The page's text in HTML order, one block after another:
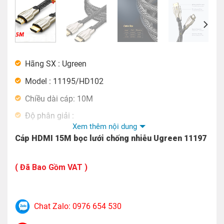
Hãng SX : Ugreen
Model : 11195/HD102
Chiều dài cáp: 10M
Độ phân giải :
0.5M -3M Hỗ Trợ 4K@60Hz
10M-15M Hỗ Trợ 1080P@60Hz
Trọng Lượng : 1600g
Xem thêm nội dung
Cáp HDMI 15M bọc lưới chống nhiễu Ugreen 11197
( Đã Bao Gồm VAT )
Chat Zalo: 0976 654 530